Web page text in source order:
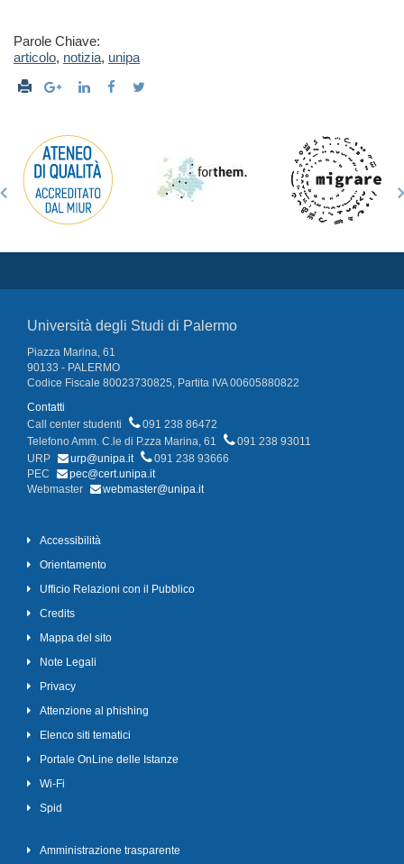
Parole Chiave:
articolo, notizia, unipa
Università degli Studi di Palermo
Piazza Marina, 61
90133 - PALERMO
Codice Fiscale 80023730825, Partita IVA 00605880822
Contatti
Call center studenti
091 238 86472
Telefono Amm. C.le di P.zza Marina, 61
091 238 93011
URP
urp@unipa.it
091 238 93666
PEC
pec@cert.unipa.it
Webmaster
webmaster@unipa.it
Accessibilità
Orientamento
Ufficio Relazioni con il Pubblico
Credits
Mappa del sito
Note Legali
Privacy
Attenzione al phishing
Elenco siti tematici
Portale OnLine delle Istanze
Wi-Fi
Spid
Amministrazione trasparente